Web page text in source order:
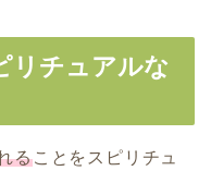
リチュアルな
ることをスピリチュ